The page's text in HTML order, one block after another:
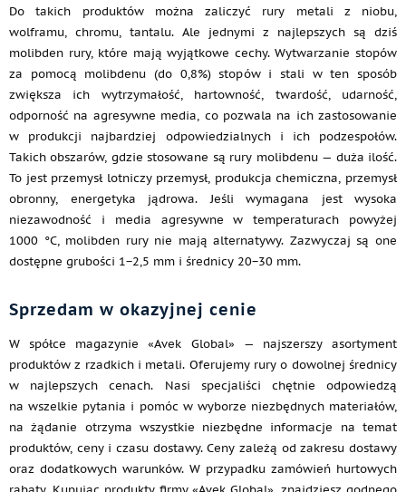
Do takich produktów można zaliczyć rury metali z niobu,
wolframu, chromu, tantalu. Ale jednymi z najlepszych są dziś
molibden rury, które mają wyjątkowe cechy. Wytwarzanie stopów
za pomocą molibdenu (do 0,8%) stopów i stali w ten sposób
zwiększa ich wytrzymałość, hartowność, twardość, udarność,
odporność na agresywne media, co pozwala na ich zastosowanie
w produkcji najbardziej odpowiedzialnych i ich podzespołów.
Takich obszarów, gdzie stosowane są rury molibdenu — duża ilość.
To jest przemysł lotniczy przemysł, produkcja chemiczna, przemysł
obronny, energetyka jądrowa. Jeśli wymagana jest wysoka
niezawodność i media agresywne w temperaturach powyżej
1000 °C, molibden rury nie mają alternatywy. Zazwyczaj są one
dostępne grubości 1−2,5 mm i średnicy 20−30 mm.
Sprzedam w okazyjnej cenie
W spółce magazynie «Avek Global» — najszerszy asortyment
produktów z rzadkich i metali. Oferujemy rury o dowolnej średnicy
w najlepszych cenach. Nasi specjaliści chętnie odpowiedzą
na wszelkie pytania i pomóc w wyborze niezbędnych materiałów,
na żądanie otrzyma wszystkie niezbędne informacje na temat
produktów, ceny i czasu dostawy. Ceny zależą od zakresu dostawy
oraz dodatkowych warunków. W przypadku zamówień hurtowych